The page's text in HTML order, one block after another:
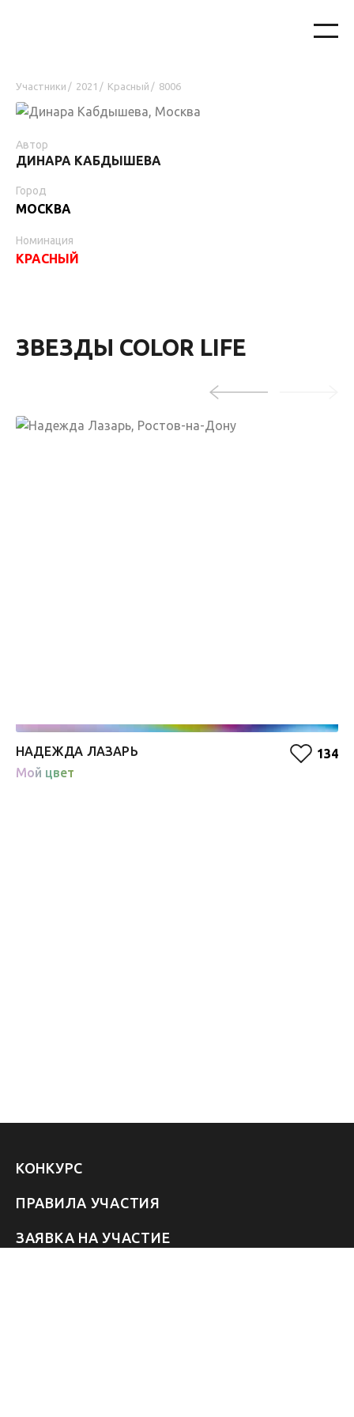
Участники / 2021 / Красный / 8006
Автор
ДИНАРА КАБДЫШЕВА
Город
МОСКВА
Номинация
КРАСНЫЙ
ЗВЕЗДЫ COLOR LIFE
НАДЕЖДА ЛАЗАРЬ
134
Мой цвет
КОНКУРС
ПРАВИЛА УЧАСТИЯ
ЗАЯВКА НА УЧАСТИЕ